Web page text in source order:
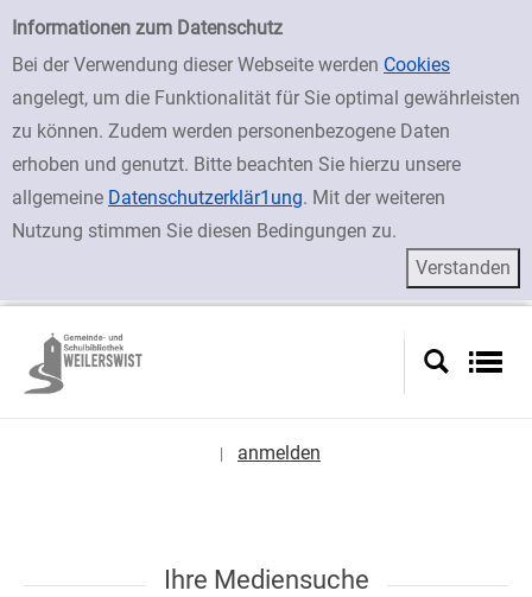
Einfache Suche
Informationen zum Datenschutz
Bei der Verwendung dieser Webseite werden Cookies
angelegt, um die Funktionalität für Sie optimal gewährleisten
zu können. Zudem werden personenbezogene Daten
erhoben und genutzt. Bitte beachten Sie hierzu unsere
allgemeine Datenschutzerklär1ung. Mit der weiteren
Nutzung stimmen Sie diesen Bedingungen zu.
zur Navigation springen
zum Inhalt springen
Zur Detailanzeige springen
anmelden
Ihre Mediensuche